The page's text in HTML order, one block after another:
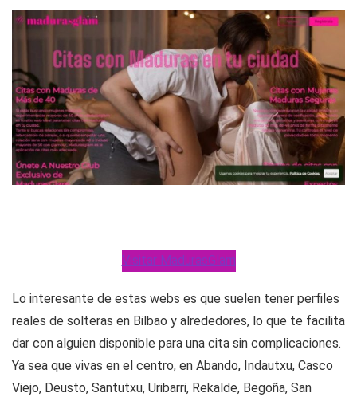
Visitar MadurasGlam
Lo interesante de estas webs es que suelen tener perfiles
reales de solteras en Bilbao y alrededores, lo que te facilita
dar con alguien disponible para una cita sin complicaciones.
Ya sea que vivas en el centro, en Abando, Indautxu, Casco
Viejo, Deusto, Santutxu, Uribarri, Rekalde, Begoña, San